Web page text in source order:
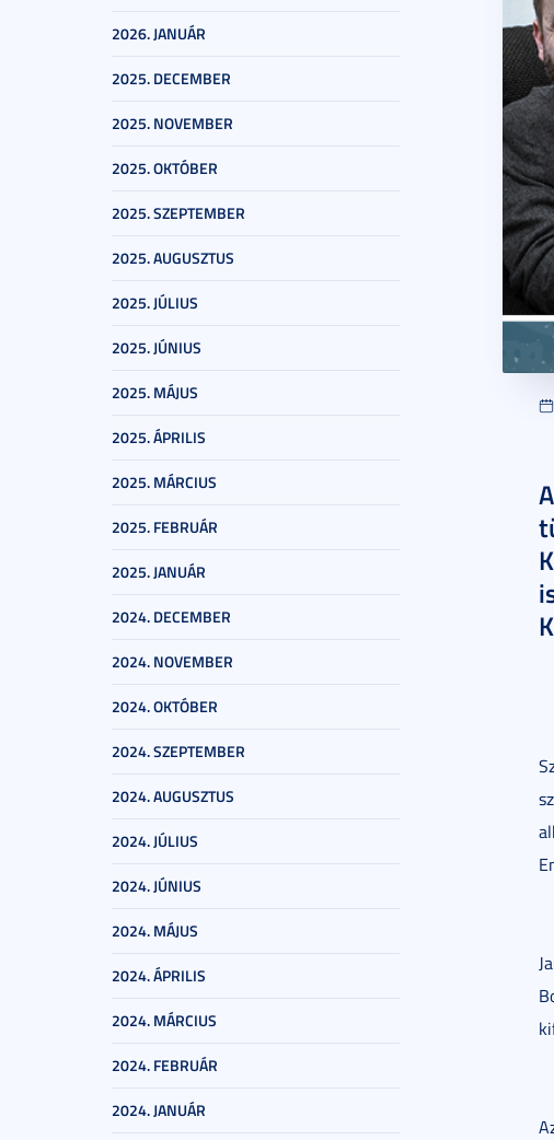
2026. JANUÁR
2025. DECEMBER
2025. NOVEMBER
2025. OKTÓBER
2025. SZEPTEMBER
2025. AUGUSZTUS
2025. JÚLIUS
2025. JÚNIUS
2025. MÁJUS
2025. ÁPRILIS
2025. MÁRCIUS
2025. FEBRUÁR
2025. JANUÁR
2024. DECEMBER
2024. NOVEMBER
2024. OKTÓBER
2024. SZEPTEMBER
2024. AUGUSZTUS
2024. JÚLIUS
2024. JÚNIUS
2024. MÁJUS
2024. ÁPRILIS
2024. MÁRCIUS
2024. FEBRUÁR
2024. JANUÁR